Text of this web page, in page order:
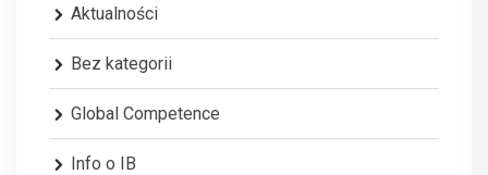
Aktualności
Bez kategorii
Global Competence
Info o IB